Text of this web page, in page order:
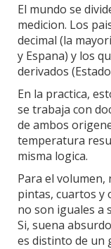
El mundo se
medicion. Los
decimal (la
y Espana) y los
derivados
En la practica,
se trabaja con
de ambos
temperatura
misma logica.
Para el volumen,
pintas, cuartos y
no son iguales a
Si, suena
es distinto de un